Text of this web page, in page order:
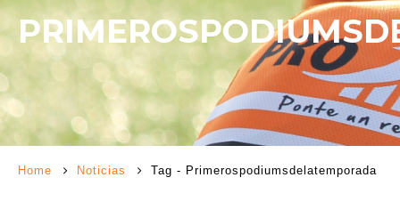
Home Noticias Tag - Primerospodiumsdelatemporada